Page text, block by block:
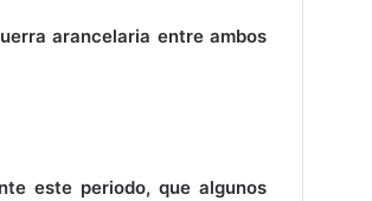
arancelaria entre ambos
este periodo, que algunos